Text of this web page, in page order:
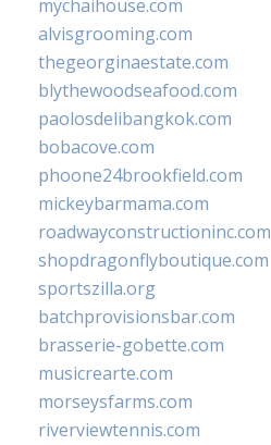
mychaihouse.com
alvisgrooming.com
thegeorginaestate.com
blythewoodseafood.com
paolosdelibangkok.com
bobacove.com
phoone24brookfield.com
mickeybarmama.com
roadwayconstructioninc.com
shopdragonflyboutique.com
sportszilla.org
batchprovisionsbar.com
brasserie-gobette.com
musicrearte.com
morseysfarms.com
riverviewtennis.com